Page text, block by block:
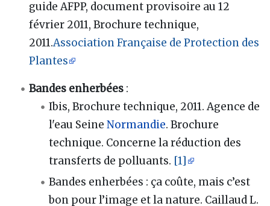
guide AFPP, document provisoire au 12
février 2011, Brochure technique,
2011.Association Française de Protection des
Plantes
Bandes enherbées :
Ibis, Brochure technique, 2011. Agence de
l'eau SeineNormandie. Brochure
technique. Concerne la réduction des
transferts de polluants. [1]
Bandes enherbées : ça coûte, mais c’est
bon pour l’image et la nature. Caillaud L.